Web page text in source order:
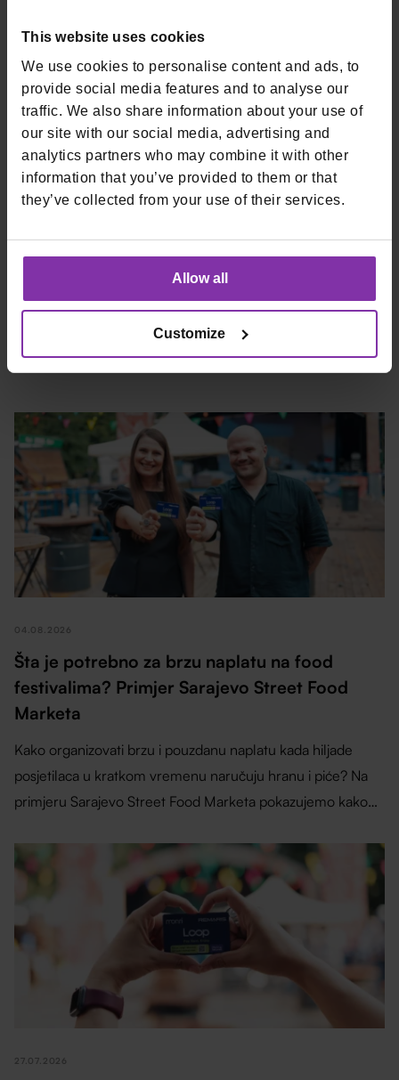
This website uses cookies
We use cookies to personalise content and ads, to
provide social media features and to analyse our
traffic. We also share information about your use of
our site with our social media, advertising and
analytics partners who may combine it with other
information that you’ve provided to them or that
they’ve collected from your use of their services.
Allow all
Customize
kupnje inicirane od strane trgovca.
5.PCI DSS L1 usklađenost
Na godišnjoj razini potvrđujemo svoju usklađenost s
najvišim standardima zaštite podataka o karticama, na
najvišoj Level 1 razini.
Trgovci koji obrađuju, pohranjuju ili prenose podatke o
kreditnim karticama moraju biti u skladu s PCI-jem.
Posljedice kršenja podataka za nesukladno poslovanje su
Ako želite pregled vašeg sigurnosnog setupa,
se.
04.08.2026
Šta je potrebno za brzu naplatu na food
festivalima? Primjer Sarajevo Street Food
Marketa
Kako organizovati brzu i pouzdanu naplatu kada hiljade
posjetilaca u kratkom vremenu naručuju hranu i piće? Na
primjeru Sarajevo Street Food Marketa pokazujemo kako
SinglePOS uređaji pomogli izlagačima da ubrzaju uslugu,
pojednostave rad i gostima pruže bolje festivalsko iskustvo.
27.07.2026